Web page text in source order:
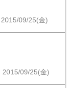
2015/09/25(金)
2015/09/25(金)